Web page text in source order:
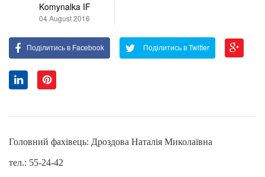
Komynalka IF
04 August 2016
Поділитись в Facebook Поділитись в Twitter
Головний фахівець: Дроздова Наталія Миколаївна
тел.: 55-24-42